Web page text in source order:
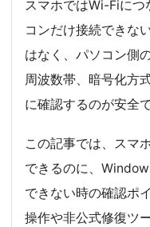
スマホではWi-Fiにつ
コンだけ接続できな
はなく、パソコン側
周波数帯、暗号化方
に確認するのが安全で
この記事では、スマ
できるのに、
できない時の確認ポ
操作や非公式修復ツ